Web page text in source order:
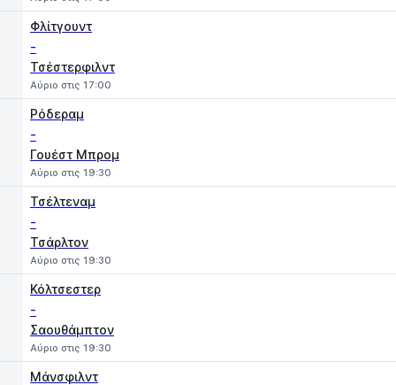
Φλίτγουντ
-
Τσέστερφιλντ
Αύριο στις 17:00
Ρόδεραμ
-
Γουέστ Μπρομ
Αύριο στις 19:30
Τσέλτεναμ
-
Τσάρλτον
Αύριο στις 19:30
Κόλτσεστερ
-
Σαουθάμπτον
Αύριο στις 19:30
Μάνσφιλντ